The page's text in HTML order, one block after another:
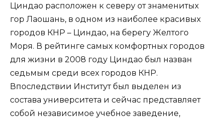
Циндао расположен к северу от знаменитых
гор Лаошань, в одном из наиболее красивых
городов КНР – Циндао, на берегу Желтого
Моря. В рейтинге самых комфортных городов
для жизни в 2008 году Циндао был назван
седьмым среди всех городов КНР.
Впоследствии Институт был выделен из
состава университета и сейчас представляет
собой независимое учебное заведение,